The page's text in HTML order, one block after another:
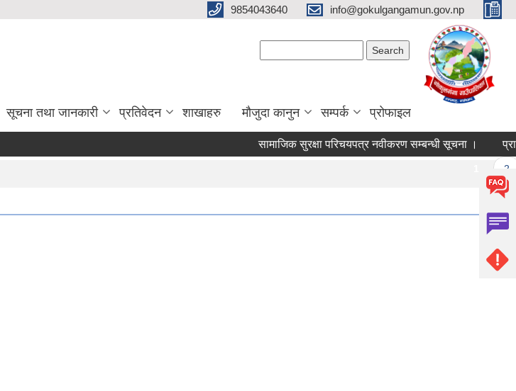
9854043640 info@gokulgangamun.gov.np
सूचना तथा जानकारी प्रतिवेदन शाखाहरु मौजुदा कानुन सम्पर्क प्रोफाइल
सामाजिक सुरक्षा परिचयपत्र नवीकरण सम्बन्धी सूचना ।